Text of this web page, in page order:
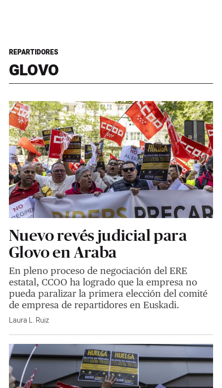
REPARTIDORES
GLOVO
Nuevo revés judicial para
Glovo en Araba
En pleno proceso de negociación del ERE
estatal, CCOO ha logrado que la empresa no
pueda paralizar la primera elección del comité
de empresa de repartidores en Euskadi.
Laura L. Ruiz